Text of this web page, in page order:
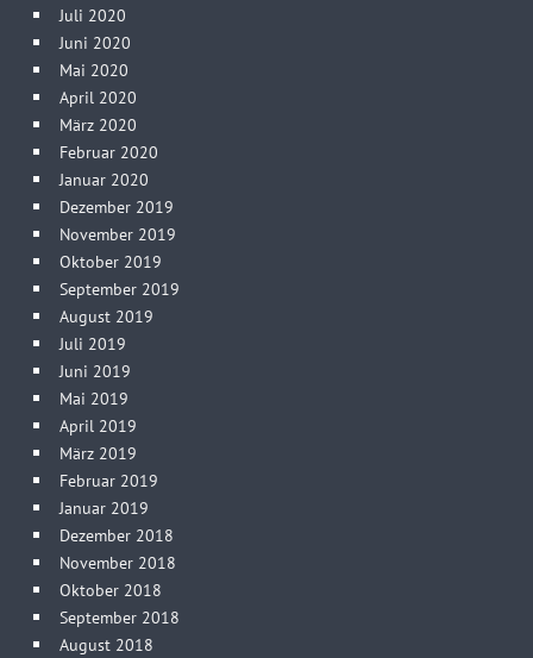
Juli 2020
Juni 2020
Mai 2020
April 2020
März 2020
Februar 2020
Januar 2020
Dezember 2019
November 2019
Oktober 2019
September 2019
August 2019
Juli 2019
Juni 2019
Mai 2019
April 2019
März 2019
Februar 2019
Januar 2019
Dezember 2018
November 2018
Oktober 2018
September 2018
August 2018